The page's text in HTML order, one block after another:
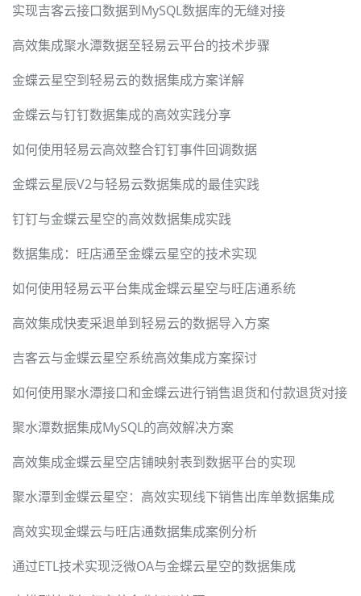
实现吉客云接口数据到MySQL数据库的无缝对接
高效集成聚水潭数据至轻易云平台的技术步骤
金蝶云星空到轻易云的数据集成方案详解
金蝶云与钉钉数据集成的高效实践分享
如何使用轻易云高效整合钉钉事件回调数据
金蝶云星辰V2与轻易云数据集成的最佳实践
钉钉与金蝶云星空的高效数据集成实践
数据集成：旺店通至金蝶云星空的技术实现
如何使用轻易云平台集成金蝶云星空与旺店通系统
高效集成快麦采退单到轻易云的数据导入方案
吉客云与金蝶云星空系统高效集成方案探讨
如何使用聚水潭接口和金蝶云进行销售退货和付款退货对接
聚水潭数据集成MySQL的高效解决方案
高效集成金蝶云星空店铺映射表到数据平台的实现
聚水潭到金蝶云星空：高效实现线下销售出库单数据集成
高效实现金蝶云与旺店通数据集成案例分析
通过ETL技术实现泛微OA与金蝶云星空的数据集成